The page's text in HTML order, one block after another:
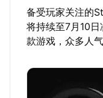
备受玩家关注的
将持续至7月10
款游戏，众多人